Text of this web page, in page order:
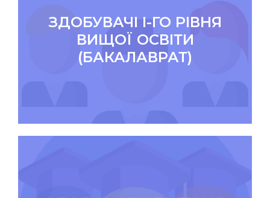
ЗДОБУВАЧІ І-ГО РІВНЯ
ВИЩОЇ ОСВІТИ
(БАКАЛАВРАТ)